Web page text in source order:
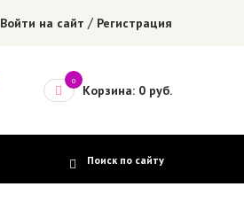
Войти на сайт / Регистрация
0
Корзина: 0 руб.